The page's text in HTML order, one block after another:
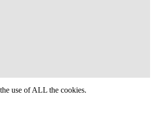
use of ALL the cookies.